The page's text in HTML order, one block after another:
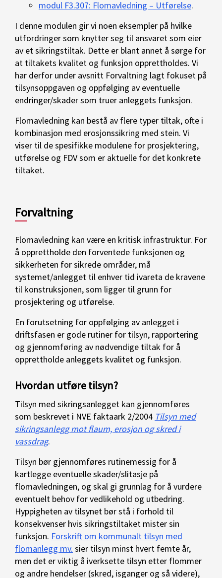
modul F3.307: Flomavledning – Utførelse.
I denne modulen gir vi noen eksempler på hvilke
utfordringer som knytter seg til ansvaret som eier
av et sikringstiltak. Dette er blant annet å sørge for
at tiltakets kvalitet og funksjon opprettholdes. Vi
har derfor under avsnitt Forvaltning lagt fokuset på
tilsynsoppgaven og oppfølging av eventuelle
endringer/skader som truer anleggets funksjon.
Flomavledning kan bestå av flere typer tiltak, ofte i
kombinasjon med erosjonssikring med stein. Vi
viser til de spesifikke modulene for prosjektering,
utførelse og FDV som er aktuelle for det konkrete
tiltaket.
Forvaltning
Flomavledning kan være en kritisk infrastruktur. For
å opprettholde den forventede funksjonen og
sikkerheten for sikrede områder, må
systemet/anlegget til enhver tid ivareta de kravene
til konstruksjonen, som ligger til grunn for
prosjektering og utførelse.
En forutsetning for oppfølging av anlegget i
driftsfasen er gode rutiner for tilsyn, rapportering
og gjennomføring av nødvendige tiltak for å
opprettholde anleggets kvalitet og funksjon.
Hvordan utføre tilsyn?
Tilsyn med sikringsanlegget kan gjennomføres
som beskrevet i NVE faktaark 2/2004 Tilsyn med
sikringsanlegg mot flaum, erosjon og skred i
vassdrag.
Tilsyn bør gjennomføres rutinemessig for å
kartlegge eventuelle skader/slitasje på
flomavledningen, og skal gi grunnlag for å vurdere
eventuelt behov for vedlikehold og utbedring.
Hyppigheten av tilsynet bør stå i forhold til
konsekvenser hvis sikringstiltaket mister sin
funksjon. Forskrift om kommunalt tilsyn med
flomanlegg mv. sier tilsyn minst hvert femte år,
men det er viktig å iverksette tilsyn etter flommer
og andre hendelser (skred, isganger og så videre),